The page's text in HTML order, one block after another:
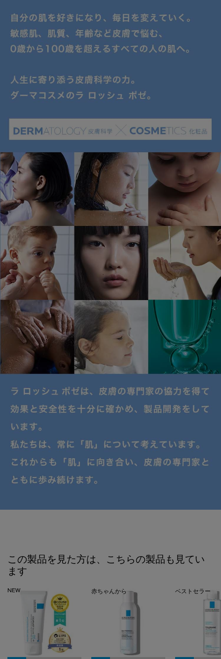
この製品を見た方は、こちらの製品も見てい
ます
NEW 赤ちゃんから ベストセラー